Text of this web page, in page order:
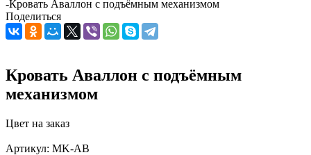
-Кровать Аваллон с подъёмным механизмом
Поделиться
Кровать Аваллон с подъёмным
механизмом
Цвет на заказ
Артикул: MK-АВ